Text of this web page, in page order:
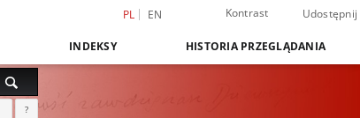
PL EN Kontrast Udostępnij
INDEKSY HISTORIA PRZEGLĄDANIA
?